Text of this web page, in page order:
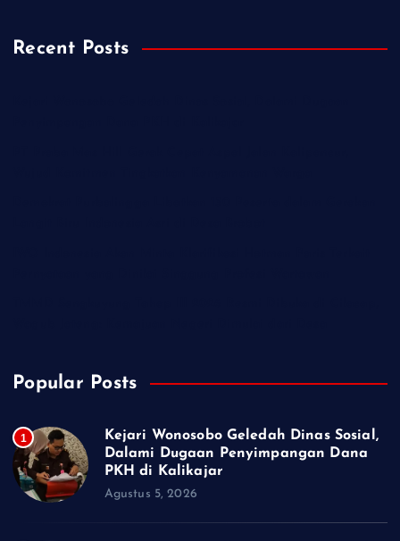
Recent Posts
Popular Posts
1
Kejari Wonosobo Geledah Dinas Sosial,
Dalami Dugaan Penyimpangan Dana
PKH di Kalikajar
Agustus 5, 2026